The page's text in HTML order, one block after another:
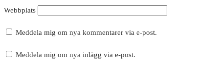
Webbplats
Meddela mig om nya kommentarer via e-post.
Meddela mig om nya inlägg via e-post.